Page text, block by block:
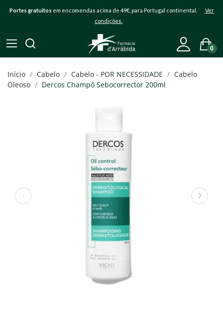
Portes gratuitos em encomendas acima de 49€, para Portugal continental. Ver
condições.
0
Início Cabelo Cabelo - POR NECESSIDADE
Cabelo
Oleoso
Dercos Champô Sebocorrector 200ml